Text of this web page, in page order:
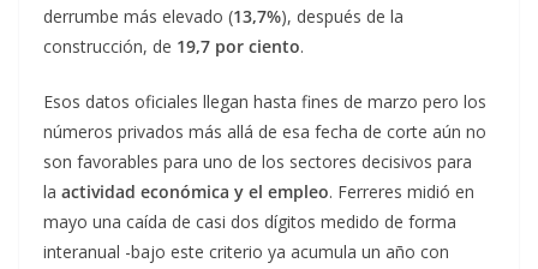
derrumbe más elevado (13,7%), después de la
construcción, de 19,7 por ciento.
Esos datos oficiales llegan hasta fines de marzo pero los
números privados más allá de esa fecha de corte aún no
son favorables para uno de los sectores decisivos para
la actividad económica y el empleo. Ferreres midió en
mayo una caída de casi dos dígitos medido de forma
interanual -bajo este criterio ya acumula un año con